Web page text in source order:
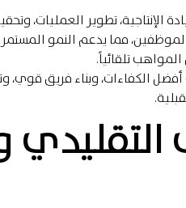
الإنتاجية، تطوير
مما يدعم النمو المستمر.
تلقائياً.
الكفاءات، وبناء فريق